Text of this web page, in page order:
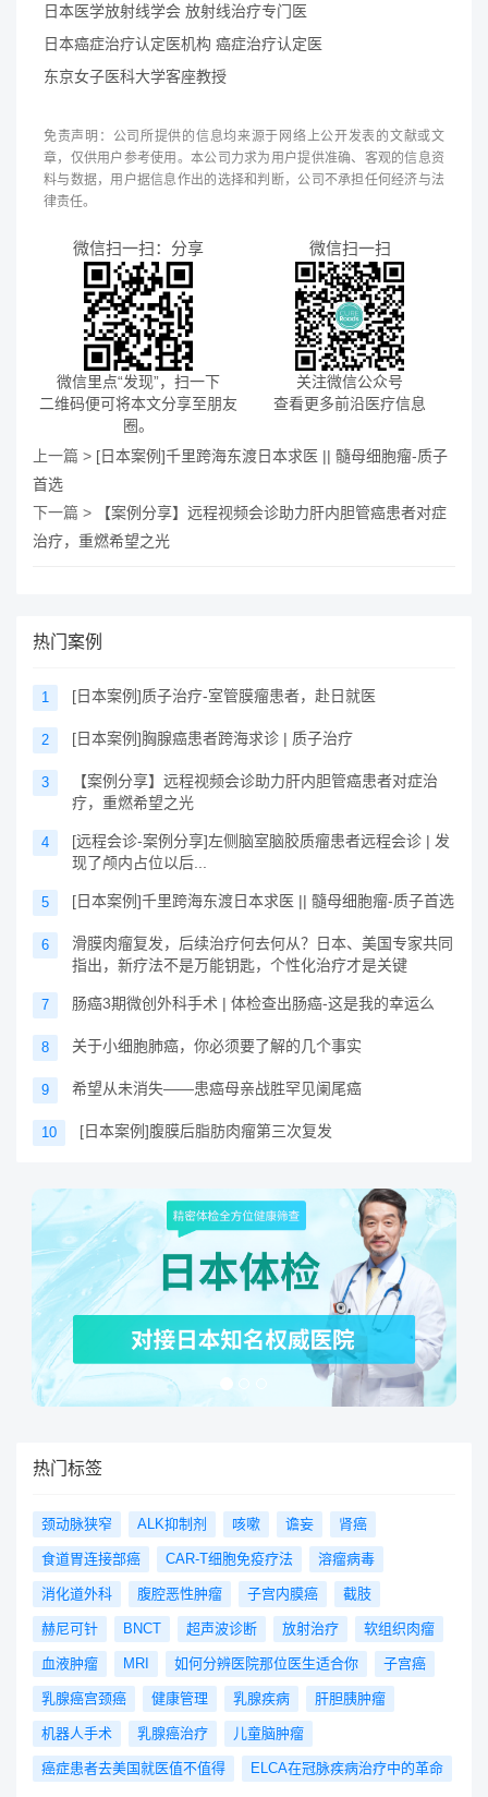
日本医学放射线学会 放射线治疗专门医
日本癌症治疗认定医机构 癌症治疗认定医
东京女子医科大学客座教授
免责声明：公司所提供的信息均来源于网络上公开发表的文献或文
章，仅供用户参考使用。本公司力求为用户提供准确、客观的信息资
料与数据，用户据信息作出的选择和判断，公司不承担任何经济与法
律责任。
微信扫一扫：分享
微信里点“发现”，扫一下
二维码便可将本文分享至朋友
圈。
微信扫一扫
关注微信公众号
查看更多前沿医疗信息
上一篇 > [日本案例]千里跨海东渡日本求医 || 髓母细胞瘤-质子
首选
下一篇 >
【案例分享】远程视频会诊助力肝内胆管癌患者对症
治疗，重燃希望之光
热门案例
1 [日本案例]质子治疗-室管膜瘤患者，赴日就医
2 [日本案例]胸腺癌患者跨海求诊 | 质子治疗
3
【案例分享】远程视频会诊助力肝内胆管癌患者对症治
疗，重燃希望之光
4
[远程会诊-案例分享]左侧脑室脑胶质瘤患者远程会诊 | 发
现了颅内占位以后...
5 [日本案例]千里跨海东渡日本求医 || 髓母细胞瘤-质子首选
6
滑膜肉瘤复发，后续治疗何去何从？日本、美国专家共同
指出，新疗法不是万能钥匙，个性化治疗才是关键
7 肠癌3期微创外科手术 | 体检查出肠癌-这是我的幸运么
8 关于小细胞肺癌，你必须要了解的几个事实
9 希望从未消失——患癌母亲战胜罕见阑尾癌
10 [日本案例]腹膜后脂肪肉瘤第三次复发
热门标签
颈动脉狭窄 ALK抑制剂 咳嗽 谵妄 肾癌
食道胃连接部癌 CAR-T细胞免疫疗法 溶瘤病毒
消化道外科 腹腔恶性肿瘤 子宫内膜癌 截肢
赫尼可针 BNCT 超声波诊断 放射治疗 软组织肉瘤
血液肿瘤 MRI 如何分辨医院那位医生适合你 子宫癌
乳腺癌宫颈癌 健康管理 乳腺疾病 肝胆胰肿瘤
机器人手术 乳腺癌治疗 儿童脑肿瘤
癌症患者去美国就医值不值得 ELCA在冠脉疾病治疗中的革命